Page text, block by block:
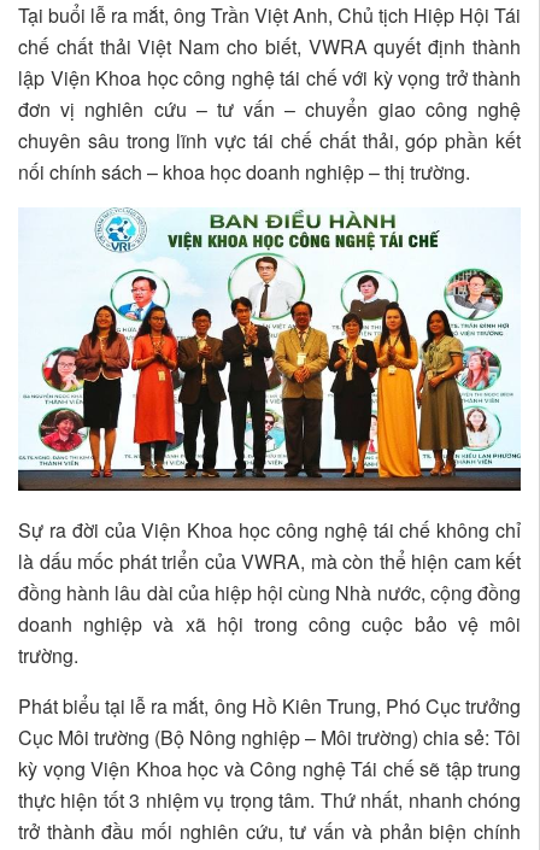
Tại buổi lễ ra mắt, ông Trần Việt Anh, Chủ tịch Hiệp Hội Tái
chế chất thải Việt Nam cho biết, VWRA quyết định thành
lập Viện Khoa học công nghệ tái chế với kỳ vọng trở thành
đơn vị nghiên cứu – tư vấn – chuyển giao công nghệ
chuyên sâu trong lĩnh vực tái chế chất thải, góp phần kết
nối chính sách – khoa học doanh nghiệp – thị trường.
Sự ra đời của Viện Khoa học công nghệ tái chế không chỉ
là dấu mốc phát triển của VWRA, mà còn thể hiện cam kết
đồng hành lâu dài của hiệp hội cùng Nhà nước, cộng đồng
doanh nghiệp và xã hội trong công cuộc bảo vệ môi
trường.
Phát biểu tại lễ ra mắt, ông Hồ Kiên Trung, Phó Cục trưởng
Cục Môi trường (Bộ Nông nghiệp – Môi trường) chia sẻ: Tôi
kỳ vọng Viện Khoa học và Công nghệ Tái chế sẽ tập trung
thực hiện tốt 3 nhiệm vụ trọng tâm. Thứ nhất, nhanh chóng
trở thành đầu mối nghiên cứu, tư vấn và phản biện chính